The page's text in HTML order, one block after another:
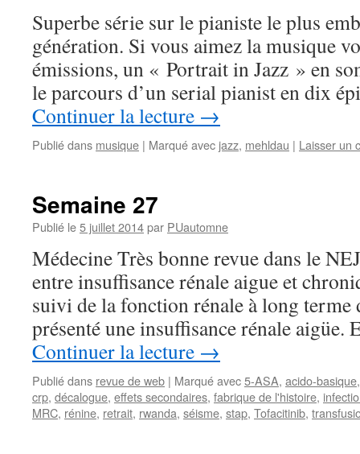
Superbe série sur le pianiste le plus
génération. Si vous aimez la musique
émissions, un « Portrait in Jazz » en
le parcours d’un serial pianist en dix
Continuer la lecture →
Publié dans musique | Marqué avec jazz, mehldau | Laisser un
Semaine 27
Publié le5 juillet 2014par PUautomne
Médecine Très bonne revue dans le
entre insuffisance rénale aigue et
suivi de la fonction rénale à long terme
présenté une insuffisance rénale
Continuer la lecture →
Publié dans revue de web | Marqué avec5-ASA, acido-basique
crp, décalogue, effets secondaires, fabrique de l'histoire,
MRC, rénine, retrait, rwanda, séisme, stap, Tofacitinib,